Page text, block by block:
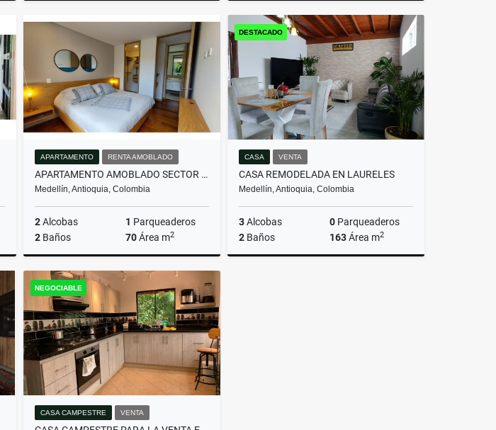
Venta
$1.370.000.000
Arrendamiento
$13.000.000
APARTAMENTO RENTA AMOBLADO
APARTAMENTO AMOBLADO SECTOR EL CAMPESTRE - POBLADO
Medellín, Antioquia, Colombia
2Alcobas 1 Parqueaderos
2 Baños 70Área m2
Venta
$1.500.000.000 $7.500.000
DESTACADO
CASA VENTA
CASA REMODELADA EN LAURELES
Medellín, Antioquia, Colombia
3Alcobas 0 Parqueaderos
2 Baños 163Área m2
NEGOCIABLE
CASA CAMPESTRE VENTA